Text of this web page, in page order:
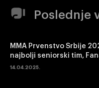
Poslednje
MMA Prvenstvo Srbije
najbolji seniorski tim,
14.04.2025.